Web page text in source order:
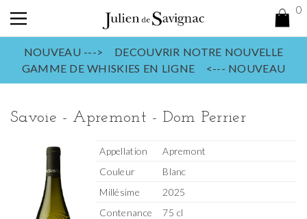
0
NOUVEAU ---> DECOUVRIR NOTRE NOUVELLE
GAMME DE WHISKIES EN LIGNE <--- NOUVEAU
Savoie - Apremont - Dom Perrier
Appellation
Apremont
Couleur
Blanc
Millésime
2025
Contenance
75 cl